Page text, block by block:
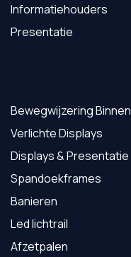
Informatiehouders
Presentatie
Bewegwijzering Binnen
Verlichte Displays
Displays & Presentatie
Spandoekframes
Banieren
Led lichtrail
Afzetpalen